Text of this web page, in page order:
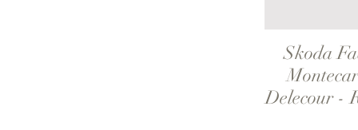
Skoda
Delecour -